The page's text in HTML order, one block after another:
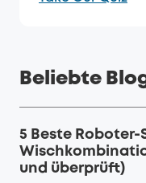
Beliebte
5 Beste Roboter-
und überprüft)